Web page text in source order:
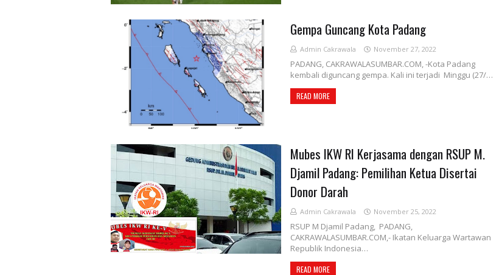
Gempa Guncang Kota Padang
Admin Cakrawala November 27, 2022
PADANG, CAKRAWALASUMBAR.COM, -Kota Padang
kembali diguncang gempa. Kali ini terjadi Minggu (27/…
READ MORE
Mubes IKW RI Kerjasama dengan RSUP M.
Djamil Padang: Pemilihan Ketua Disertai
Donor Darah
Admin Cakrawala November 25, 2022
RSUP M Djamil Padang, PADANG,
CAKRAWALASUMBAR.COM,- Ikatan Keluarga Wartawan
Republik Indonesia…
READ MORE